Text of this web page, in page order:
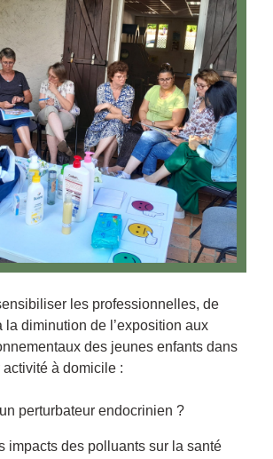
les professionnelles, de
la diminution de l’exposition aux
des jeunes enfants dans
activité à domicile :
perturbateur endocrinien ?
impacts des polluants sur la santé